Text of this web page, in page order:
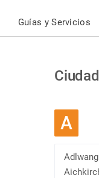
Guías y Servicios
A
Adlwang